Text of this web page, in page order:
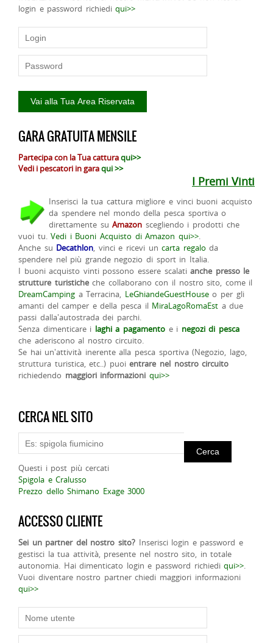
login e password richiediqui>>
GARA GRATUITA MENSILE
Partecipa con la Tua catturaqui>>
Vedi i pescatori in garaqui >>
I Premi Vinti
Inserisci la tua cattura migliore e vinci buoni acquisto
da spendere nel mondo della pesca sportiva o
direttamente suAmazon scegliendo i prodotti che
vuoi tu.Vedi i Buoni Acquisto di Amazon qui>>.
Anche su Decathlon, vinci e ricevi uncarta regalo da
spendere nel più grande negozio di sport in Italia.
I buoni acquisto vinti possono essere scalatianche presso le
strutture turisticheche collaborano con il nostro sito, come il
DreamCamping a Terracina, LeGhiandeGuestHouseo per gli
amanti del camper e della pesca il MiraLagoRomaEst a due
passi dalla'autostrada dei parchi.
Senza dimenticare i laghi a pagamento e i negozi di pesca
che aderiscono al nostro circuito.
Se hai un'attività inerente alla pesca sportiva (Negozio, lago,
struttura turistica, etc..) puoientrare nel nostro circuito
richiedendo maggiori informazioni qui>>
CERCA NEL SITO
Questi i post più cercati
Spigola e Cralusso
Prezzo dello Shimano Exage 3000
ACCESSO CLIENTE
Sei un partner del nostro sito? Inserisci login e password e
gestisci la tua attività, presente nel nostro sito, in totale
autonomia. Hai dimenticato login e password richiediqui>>.
Vuoi diventare nostro partner chiedi maggiori informazioni
qui>>